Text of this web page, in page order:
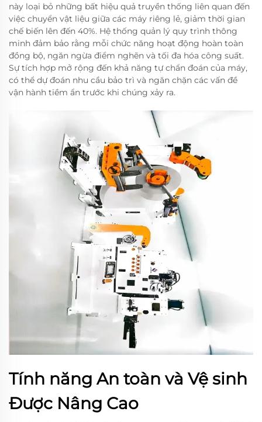
này loại bỏ những bất hiệu quả truyền thống liên quan đến
việc chuyển vật liệu giữa các máy riêng lẻ, giảm thời gian
chế biến lên đến 40%. Hệ thống quản lý quy trình thông
minh đảm bảo rằng mỗi chức năng hoạt động hoàn toàn
đồng bộ, ngăn ngừa điểm nghẽn và tối đa hóa công suất.
Sự tích hợp mở rộng đến khả năng tự chẩn đoán của máy,
có thể dự đoán nhu cầu bảo trì và ngăn chặn các vấn đề
vận hành tiềm ẩn trước khi chúng xảy ra.
Tính năng An toàn và Vệ sinh
Được Nâng Cao